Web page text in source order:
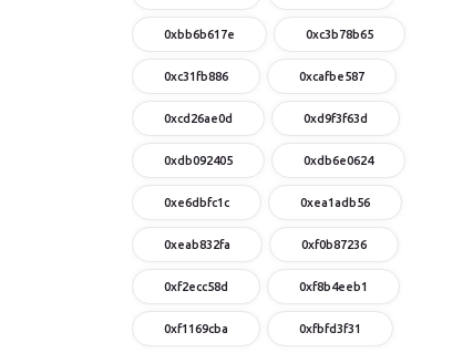
0xbb6b617e 0xc3b78b65
0xc31fb886 0xcafbe587
0xcd26ae0d 0xd9f3f63d
0xdb092405 0xdb6e0624
0xe6dbfc1c 0xea1adb56
0xeab832fa 0xf0b87236
0xf2ecc58d 0xf8b4eeb1
0xf1169cba 0xfbfd3f31